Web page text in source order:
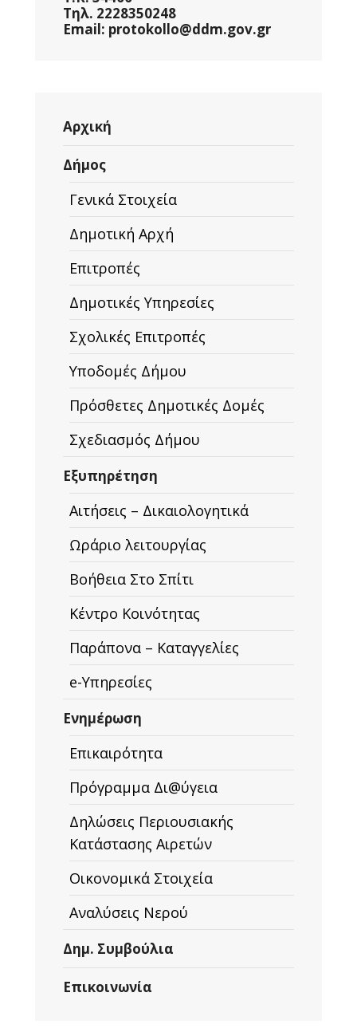
Τηλ. 2228350248
Email: protokollo@ddm.gov.gr
Αρχική
Δήμος
Γενικά Στοιχεία
Δημοτική Αρχή
Επιτροπές
Δημοτικές Υπηρεσίες
Σχολικές Επιτροπές
Υποδομές Δήμου
Πρόσθετες Δημοτικές Δομές
Σχεδιασμός Δήμου
Εξυπηρέτηση
Αιτήσεις – Δικαιολογητικά
Ωράριο λειτουργίας
Βοήθεια Στο Σπίτι
Κέντρο Κοινότητας
Παράπονα – Καταγγελίες
e-Υπηρεσίες
Ενημέρωση
Επικαιρότητα
Πρόγραμμα Δι@ύγεια
Δηλώσεις Περιουσιακής
Κατάστασης Αιρετών
Οικονομικά Στοιχεία
Αναλύσεις Νερού
Δημ. Συμβούλια
Επικοινωνία